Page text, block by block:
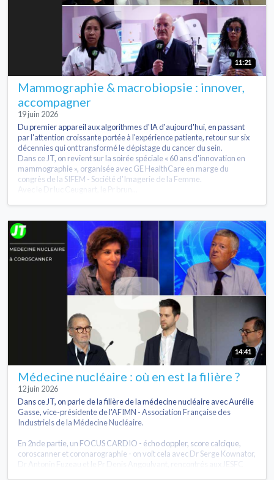
11:21
Mammographie & macrobiopsie : innover,
accompagner
19 juin 2026
Du premier appareil aux algorithmes d'IA d'aujourd'hui, en passant
par l'attention croissante portée à l'expérience patiente, retour sur six
décennies qui ont transformé le dépistage du cancer du sein.
Dans ce JT, on revient sur la soirée spéciale « 60 ans d'innovation en
mammographie », organisée avec GE HealthCare en marge du
congrès de la SIFEM - Société d’Imagerie de la Femme.
Avec le Dr luc Ceugnart, le Pr brun...
14:41
Médecine nucléaire : où en est la filière ?
12 juin 2026
Dans ce JT, on parle de la filière de la médecine nucléaire avec Aurélie
Gasse, vice-présidente de l'AFIMN - Association Française des
Industriels de la Médecine Nucléaire.
En 2nde partie, un FOCUS CARDIO - écho doppler, score calcique,
coroscanner et coronarographie - on voit cela avec Dr Serge Kownator,
Dr Antonin Fuzeau et le Pr Denis Angoulvant, rencontrés aux JESFC